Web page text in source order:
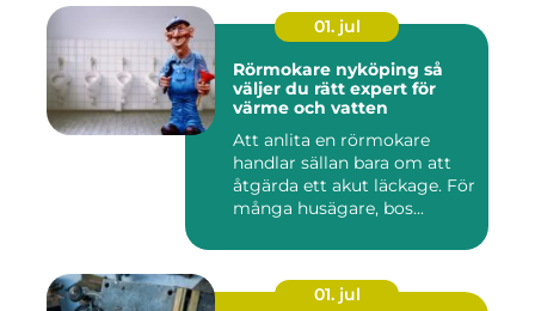
01. jul
Rörmokare nyköping så
väljer du rätt expert för
värme och vatten
Att anlita en rörmokare
handlar sällan bara om att
åtgärda ett akut läckage. För
många husägare, bos...
01. jul